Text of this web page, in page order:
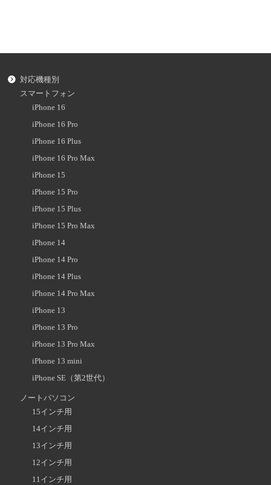
対応機種別
スマートフォン
iPhone 16
iPhone 16 Pro
iPhone 16 Plus
iPhone 16 Pro Max
iPhone 15
iPhone 15 Pro
iPhone 15 Plus
iPhone 15 Pro Max
iPhone 14
iPhone 14 Pro
iPhone 14 Plus
iPhone 14 Pro Max
iPhone 13
iPhone 13 Pro
iPhone 13 Pro Max
iPhone 13 mini
iPhone SE（第2世代）
ノートパソコン
15インチ用
14インチ用
13インチ用
12インチ用
11インチ用